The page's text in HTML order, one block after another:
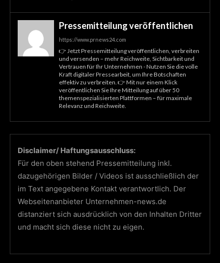
Pressemitteilung veröffentlichen
https://www.prnews24.com
👉 Jetzt Pressemitteilung veröffentlichen, verbreiten
und versenden – mehr Reichweite, Sichtbarkeit und
Vertrauen für Ihr Unternehmen - Nutzen Sie die volle
Kraft digitaler Pressearbeit, um Ihre Botschaften
effektiv zu verbreiten. 👉 Mit nur einem Klick
veröffentlichen Sie Ihre Mitteilung auf über 50
themenspezialisierten Plattformen – für maximale
Relevanz und Reichweite.
Disclaimer/ Haftungsausschluss:
Für den oben stehend Pressemitteilung inkl.
dazugehörigen Bilder / Videos ist ausschließlich der
im Text angegebene Kontakt verantwortlich. Der
Webseitenanbieter Unternehmen-news.de
distanziert sich ausdrücklich von den Inhalten Dritter
und macht sich diese nicht zu eigen.